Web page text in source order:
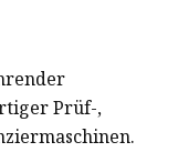
Prüf-,